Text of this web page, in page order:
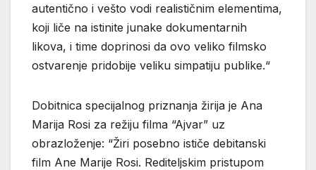
autentično i vešto vodi realističnim elementima,
koji liče na istinite junake dokumentarnih
likova, i time doprinosi da ovo veliko filmsko
ostvarenje pridobije veliku simpatiju publike.“
Dobitnica specijalnog priznanja žirija je Ana
Marija Rosi za režiju filma “Ajvar” uz
obrazloženje: “Žiri posebno ističe debitanski
film Ane Marije Rosi. Rediteljskim pristupom